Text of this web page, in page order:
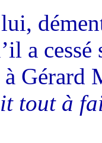
a
Gérard
tout à